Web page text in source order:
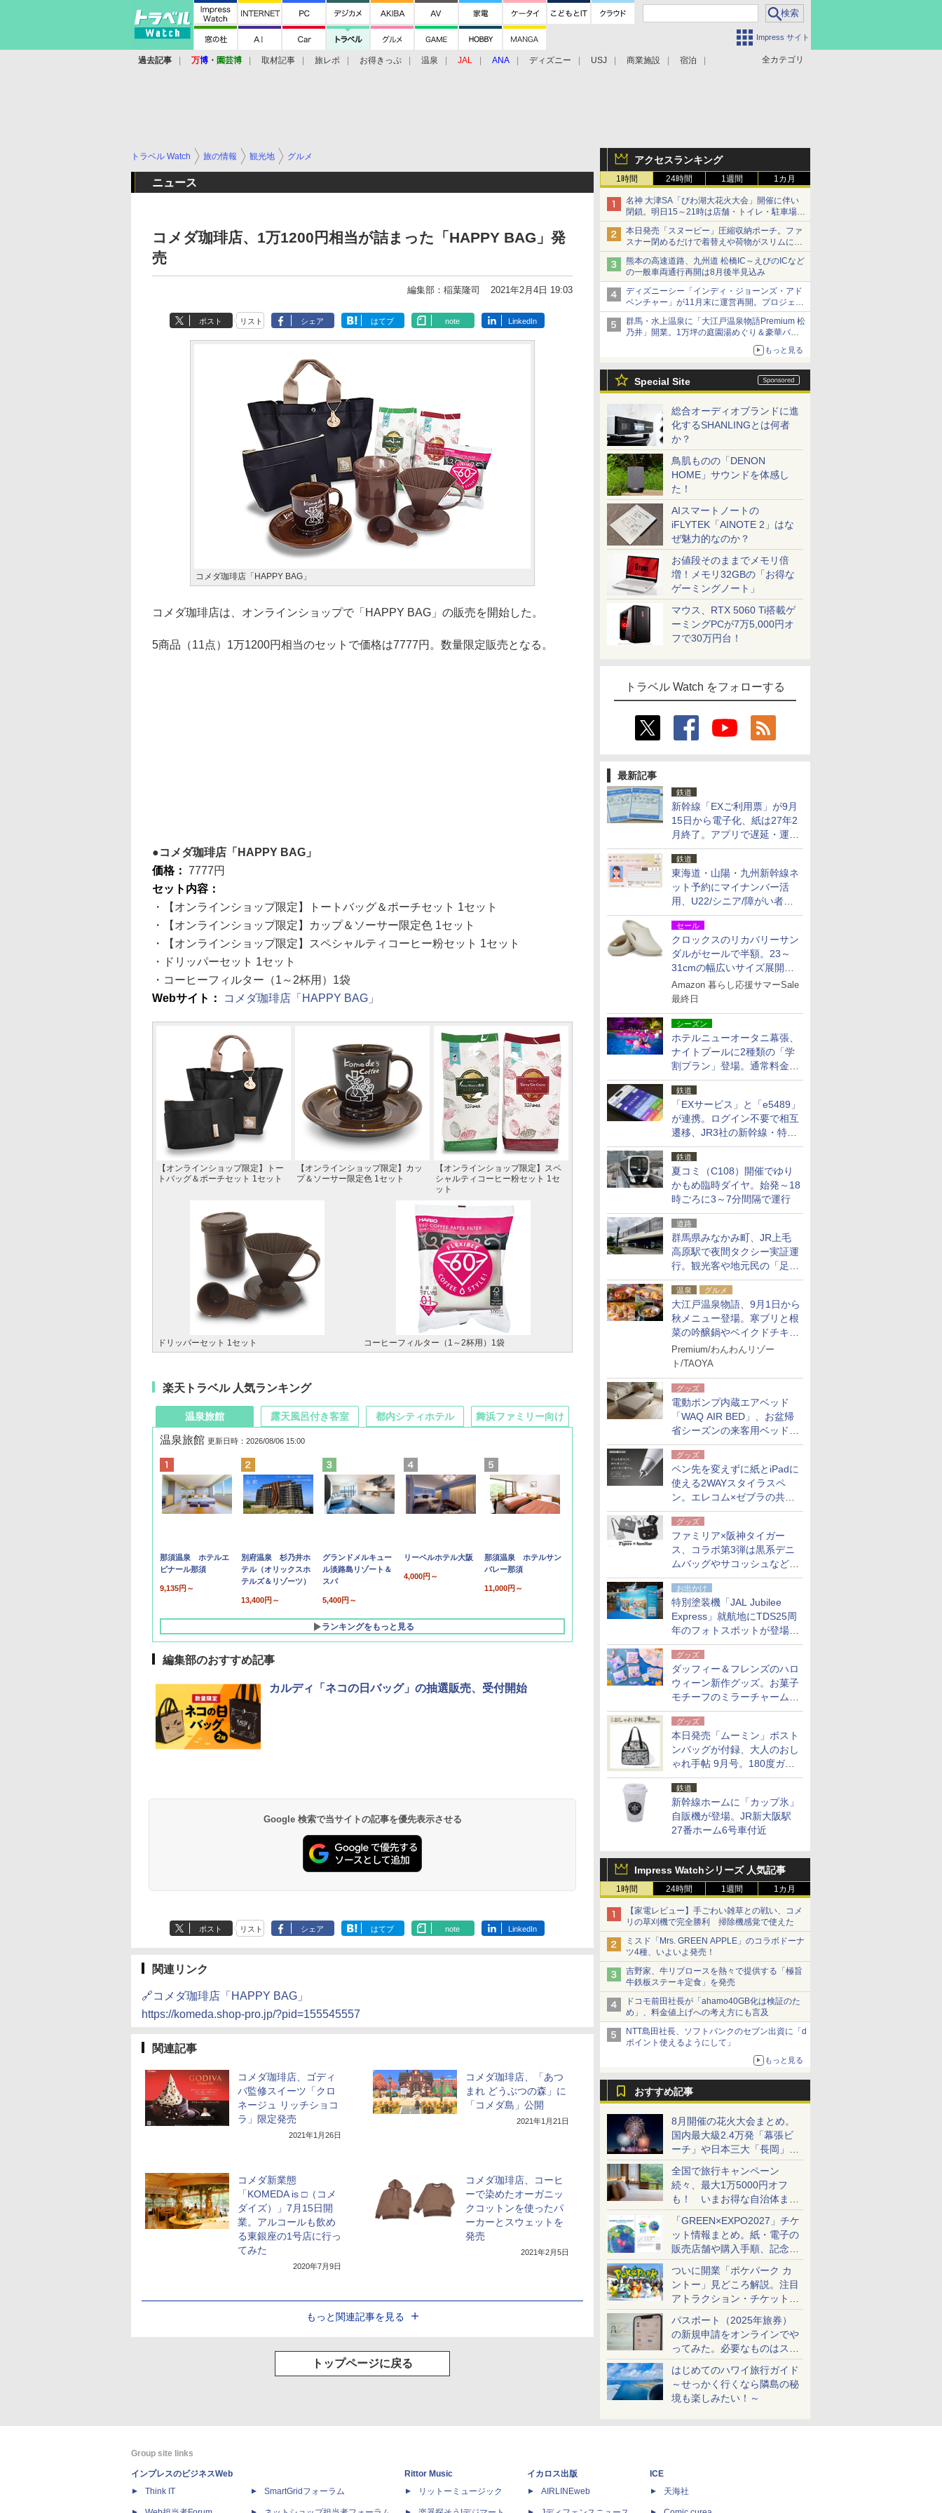
Impress サイト
全カテゴリ
過去記事 万博 ・ 園芸博 取材記事 旅レポ お得きっぷ 温泉 JAL ANA ディズニー USJ 商業施設 宿泊
アクセスランキング
1時間 24時間 1週間 1カ月
名神 大津SA「びわ湖大花火大会」開催に伴い
閉鎖。明日15～21時は店舗・トイレ・駐車場の
利用不可
本日発売「スヌーピー」圧縮収納ポーチ。ファ
スナー閉めるだけで着替えや荷物がスリムにま
とまる
熊本の高速道路、九州道 松橋IC～えびのICなど
の一般車両通行再開は8月後半見込み
ディズニーシー「インディ・ジョーンズ・アド
ベンチャー」が11月末に運営再開。プロジェク
ションマッピングを追加、DPAは1500円
群馬・水上温泉に「大江戸温泉物語Premium 松
乃井」開業。1万坪の庭園湯めぐり＆豪華バイ
もっと見る
Special Site
総合オーディオブランドに進
化するSHANLINGとは何者
か？
鳥肌ものの「DENON
HOME」サウンドを体感し
た！
AIスマートノートの
iFLYTEK「AINOTE 2」はな
ぜ魅力的なのか？
お値段そのままでメモリ倍
増！メモリ32GBの「お得な
ゲーミングノート」
マウス、RTX 5060 Ti搭載ゲ
ーミングPCが7万5,000円オ
フで30万円台！
トラベル Watch をフォローする
最新記事
鉄道
新幹線「EXご利用票」が9月
15日から電子化、紙は27年2
月終了。アプリで遅延・運休
も確認可能に
鉄道
東海道・山陽・九州新幹線ネ
ット予約にマイナンバー活
用、U22/シニア/障がい者割
を9月15日から発売
セール
クロックスのリカバリーサン
ダルがセールで半額。23～
31cmの幅広いサイズ展開、
独自のクッション素材を採用
Amazon 暮らし応援サマーSale
最終日
シーズン
ホテルニューオータニ幕張、
ナイトプールに2種類の「学
割プラン」登場。通常料金の
およそ半額でお得に夜活
鉄道
「EXサービス」と「e5489」
が連携。ログイン不要で相互
遷移、JR3社の新幹線・特急
予約をアプリで一括確認
鉄道
夏コミ（C108）開催でゆり
かもめ臨時ダイヤ。始発～18
時ごろに3～7分間隔で運行
道路
群馬県みなかみ町、JR上毛
高原駅で夜間タクシー実証運
行。観光客や地元民の「足が
ない」課題解消へ、木金土に
2台体制
温泉 グルメ
大江戸温泉物語、9月1日から
秋メニュー登場。寒ブリと根
菜の吟醸鍋やベイクドチキ
ン、ショコラ＆栗スイーツも
食べ放題に
Premium/わんわんリゾー
ト/TAOYA
グッズ
電動ポンプ内蔵エアベッド
「WAQ AIR BED」、お盆帰
省シーズンの来客用ベッドに
も。使用後は収納バッグでコ
ンパクトに保管
グッズ
ペン先を変えずに紙とiPadに
使える2WAYスタイラスペ
ン。エレコム×ゼブラの共同
開発
グッズ
ファミリア×阪神タイガー
ス、コラボ第3弾は黒系デニ
ムバッグやサコッシュなど6
点。8月21日オンラインスト
アで発売
お出かけ
特別塗装機「JAL Jubilee
Express」就航地にTDS25周
年のフォトスポットが登場。
10月末まで青森空港に
グッズ
ダッフィー＆フレンズのハロ
ウィーン新作グッズ。お菓子
モチーフのミラーチャーム/
デザインポーチほか
グッズ
本日発売「ムーミン」ボスト
ンバッグが付録、大人のおし
ゃれ手帖 9月号。180度ガバ
ッと開いて大容量
鉄道
新幹線ホームに「カップ氷」
自販機が登場。JR新大阪駅
27番ホーム6号車付近
Impress Watchシリーズ 人気記事
1時間 24時間 1週間 1カ月
【家電レビュー】手ごわい雑草との戦い、コメ
リの草刈機で完全勝利 掃除機感覚で使えた
ミスド「Mrs. GREEN APPLE」のコラボドーナ
ツ4種、いよいよ発売！
吉野家、牛リブロースを熱々で提供する「極旨
牛鉄板ステーキ定食」を発売
ドコモ前田社長が「ahamo40GB化は検証のた
め」、料金値上げへの考え方にも言及
NTT島田社長、ソフトバンクのセブン出資に「d
ポイント使えるようにして」
もっと見る
おすすめ記事
8月開催の花火大会まとめ。
国内最大級2.4万発「幕張ビ
ーチ」や日本三大「長岡」な
ど大型イベント目白押し！
全国で旅行キャンペーン
続々、最大1万5000円オフ
も！ いまお得な自治体まと
め
「GREEN×EXPO2027」チケ
ット情報まとめ。紙・電子の
販売店舗や購入手順、記念チ
ケットも解説
ついに開業「ポケパーク カ
ントー」見どころ解説。注目
アトラクション・チケット手
配・来場前に必要な準備は？
パスポート（2025年旅券）
の新規申請をオンラインでや
ってみた。必要なものはスマ
ホとマイナカードのみ
はじめてのハワイ旅行ガイド
～せっかく行くなら隣島の秘
境も楽しみたい！～
トラベル Watch 旅の情報 観光地 グルメ
ニュース
コメダ珈琲店、1万1200円相当が詰まった「HAPPY BAG」発
売
編集部：稲葉隆司 2021年2月4日 19:03
ポスト リスト シェア はてブ note LinkedIn
コメダ珈琲店「HAPPY BAG」
コメダ珈琲店は、オンラインショップで「HAPPY BAG」の販売を開始した。
5商品（11点）1万1200円相当のセットで価格は7777円。数量限定販売となる。
コメダ珈琲店「HAPPY BAG」
価格： 7777円
セット内容：
・【オンラインショップ限定】トートバッグ＆ポーチセット 1セット
・【オンラインショップ限定】カップ＆ソーサー限定色 1セット
・【オンラインショップ限定】スペシャルティコーヒー粉セット 1セット
・ドリッパーセット 1セット
・コーヒーフィルター（1～2杯用）1袋
Webサイト：
コメダ珈琲店「HAPPY BAG」
【オンラインショップ限定】トー
トバッグ＆ポーチセット 1セット
【オンラインショップ限定】カッ
プ＆ソーサー限定色 1セット
【オンラインショップ限定】スペ
シャルティコーヒー粉セット 1セ
ット
ドリッパーセット 1セット コーヒーフィルター（1～2杯用）1袋
楽天トラベル 人気ランキング
温泉旅館
温泉旅館 更新日時：2026/08/06 15:00
那須温泉 ホテルエ
ピナール那須
9,135円～
別府温泉 杉乃井ホ
テル（オリックスホ
テルズ＆リゾーツ）
13,400円～
グランドメルキュー
ル淡路島リゾート＆
スパ
5,400円～
リーベルホテル大阪
4,000円～
那須温泉 ホテルサン
バレー那須
11,000円～
ランキングをもっと見る
露天風呂付き客室
10,450円～
19,541円～
都内シティホテル 舞浜ファミリー向け
7,950円～
5,758円～
編集部のおすすめ記事
カルディ「ネコの日バッグ」の抽選販売、受付開始
Google 検索で当サイトの記事を優先表示させる
ポスト リスト シェア はてブ note LinkedIn
関連リンク
🔗コメダ珈琲店「HAPPY BAG」
https://komeda.shop-pro.jp/?pid=155545557
関連記事
コメダ珈琲店、ゴディ
バ監修スイーツ「クロ
ネージュ リッチショコ
ラ」限定発売
2021年1月26日
コメダ珈琲店、「あつ
まれ どうぶつの森」に
「コメダ島」公開
2021年1月21日
コメダ新業態
「KOMEDA is □（コメ
ダイズ）」7月15日開
業。アルコールも飲め
る東銀座の1号店に行っ
てみた
2020年7月9日
コメダ珈琲店、コーヒ
ーで染めたオーガニッ
クコットンを使ったパ
ーカーとスウェットを
発売
2021年2月5日
もっと関連記事を見る
トップページに戻る
Group site links
インプレスのビジネスWeb
Think IT
SmartGridフォーラム
Rittor Music
リットーミュージック
イカロス出版
AIRLINEweb
ICE
天海社